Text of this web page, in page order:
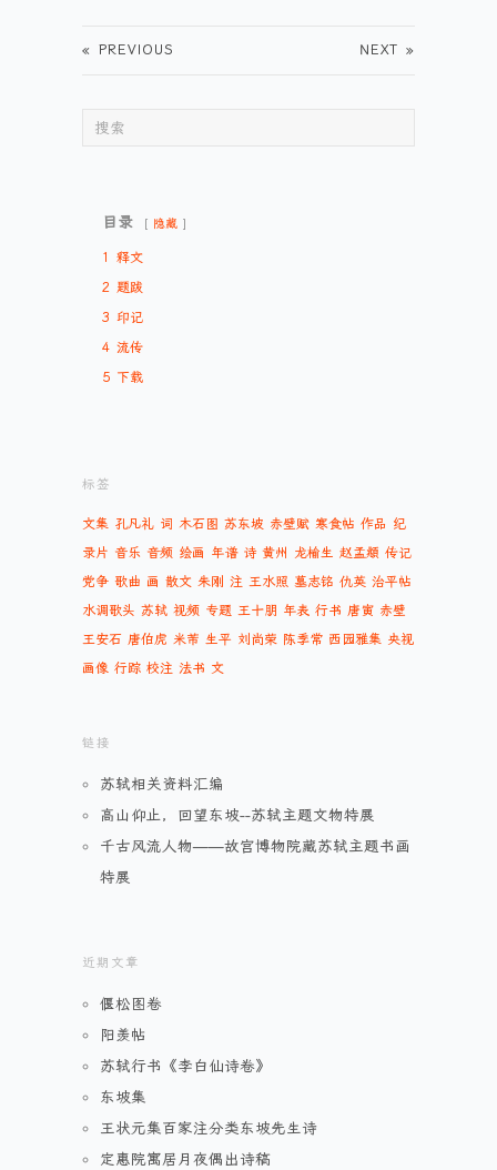
« PREVIOUS NEXT »
目录 隐藏
1
释文
2 题跋
3 印记
4 流传
5 下载
标签
文集 孔凡礼 词 木石图 苏东坡 赤壁赋 寒食帖 作品 纪
录片 音乐 音频 绘画 年谱 诗 黄州 龙榆生 赵孟頫 传记
党争 歌曲 画 散文 朱刚 注 王水照 墓志铭 仇英 治平帖
水调歌头 苏轼 视频 专题 王十朋 年表 行书 唐寅 赤壁
王安石 唐伯虎 米芾 生平 刘尚荣 陈季常 西园雅集 央视
画像 行踪 校注 法书 文
链接
苏轼相关资料汇编
高山仰止，回望东坡--苏轼主题文物特展
千古风流人物——故宫博物院藏苏轼主题书画
特展
近期文章
偃松图卷
阳羡帖
苏轼行书《李白仙诗卷》
东坡集
王状元集百家注分类东坡先生诗
定惠院寓居月夜偶出诗稿